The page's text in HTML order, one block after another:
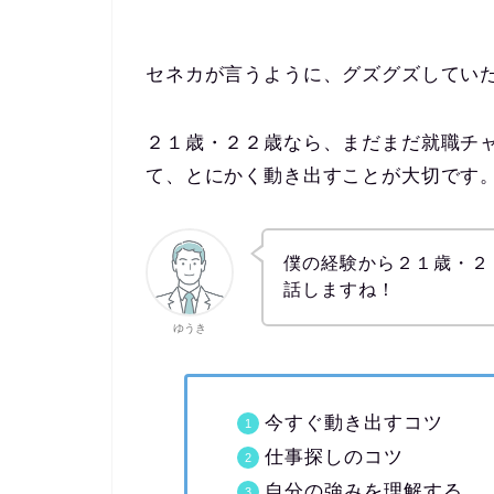
セネカが言うように、グズグズしてい
２１歳・２２歳なら、まだまだ就職チ
て、とにかく動き出すことが大切です
ゆうき
僕の経験から２１歳・
話しますね！
今すぐ動き出すコツ
仕事探しのコツ